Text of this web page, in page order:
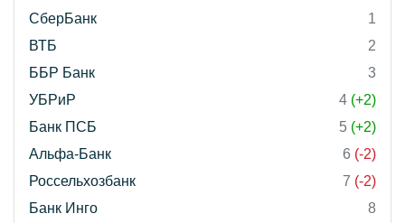
СберБанк
1
ВТБ
2
ББР Банк
3
УБРиР
4 (+2)
Банк ПСБ
5 (+2)
Альфа-Банк
6 (-2)
Россельхозбанк
7 (-2)
Банк Инго
8